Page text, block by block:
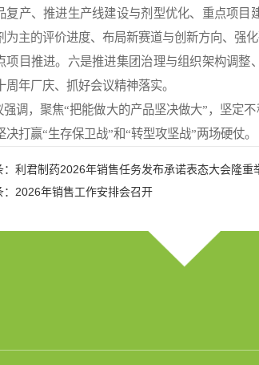
复产、推进生产线建设与剂型优化、重点项
为主的评价进度、布局新赛道与创新方向、强
项目推进。六是推进集团治理与组织架构调
周年厂庆、抓好会议精神落实。
调，聚焦“把能做大的产品坚决做大”，坚定
决打赢“生存保卫战”和“转型攻坚战”两场硬仗。
利君制药2026年销售任务发布承诺表态大会隆重
2026年销售工作安排会召开